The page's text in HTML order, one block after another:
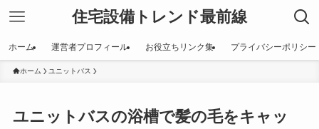
住宅設備トレンド最前線
ホーム 運営者プロフィール お役立ちリンク集 プライバシーポリシー
ホーム ユニットバス
ユニットバスの浴槽で髪の毛をキャッ